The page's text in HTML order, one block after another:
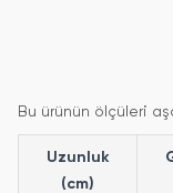
Bu ürünün ölçüleri
Uzunluk
(cm)